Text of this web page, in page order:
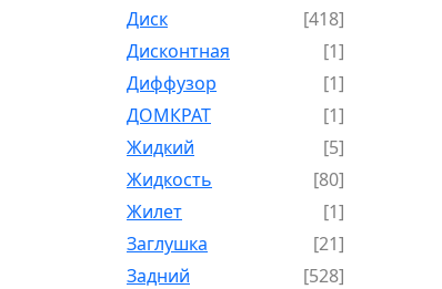
Диск
[418]
Дисконтная
[1]
Диффузор
[1]
ДОМКРАТ
[1]
Жидкий
[5]
Жидкость
[80]
Жилет
[1]
Заглушка
[21]
Задний
[528]